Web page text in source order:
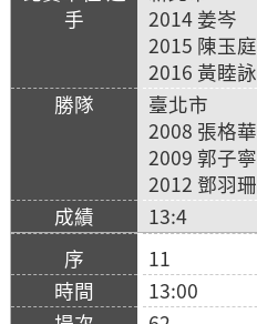
2014 姜岑
2015 陳玉庭
2016 黃睦詠
臺北市
2008 張格華
2009 郭子寧
2012 鄧羽珊
13:4
11
13:00